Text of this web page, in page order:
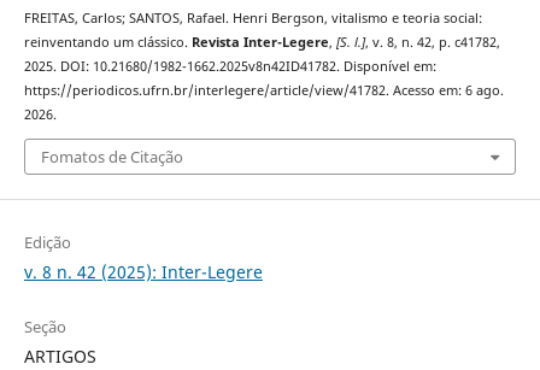
FREITAS, Carlos; SANTOS, Rafael. Henri Bergson, vitalismo e teoria social:
reinventando um clássico. Revista Inter-Legere, [S. l.], v. 8, n. 42, p. c41782,
2025. DOI: 10.21680/1982-1662.2025v8n42ID41782. Disponível em:
https://periodicos.ufrn.br/interlegere/article/view/41782. Acesso em: 6 ago.
2026.
Fomatos de Citação
Edição
v. 8 n. 42 (2025): Inter-Legere
Seção
ARTIGOS